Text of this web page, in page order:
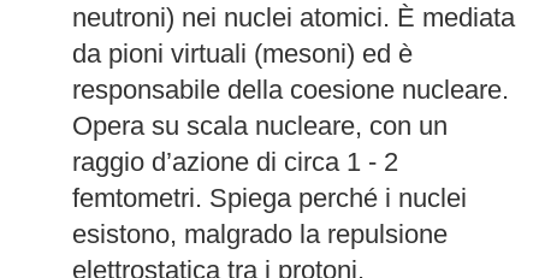
neutroni) nei nuclei atomici. È mediata
da pioni virtuali (mesoni) ed è
responsabile della coesione nucleare.
Opera su scala nucleare, con un
raggio d’azione di circa 1 - 2
femtometri. Spiega perché i nuclei
esistono, malgrado la repulsione
elettrostatica tra i protoni.